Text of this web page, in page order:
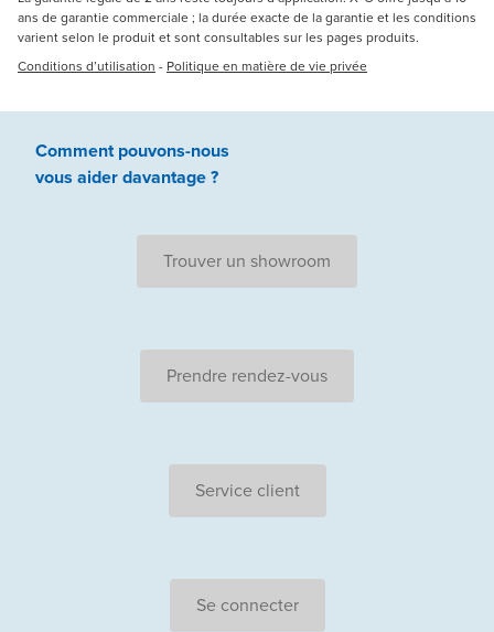
ans de garantie commerciale ; la durée exacte de la garantie et les conditions
varient selon le produit et sont consultables sur les pages produits.
Conditions d’utilisation - Politique en matière de vie privée
Comment pouvons-nous
vous aiderdavantage ?
Trouver un showroom
Prendre rendez-vous
Service client
Se connecter